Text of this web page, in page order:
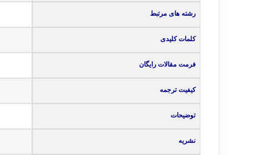
رشته های مرتبط
کلمات کلیدی
فرمت مقالات رایگان
کیفیت ترجمه
توضیحات
نشریه